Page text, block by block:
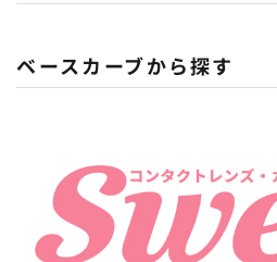
ベースカーブから探す